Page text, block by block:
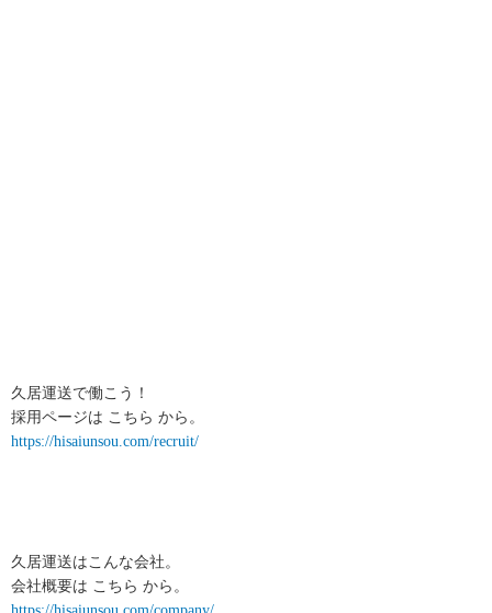
久居運送で働こう！
採用ページは こちら から。
https://hisaiunsou.com/recruit/
久居運送はこんな会社。
会社概要は こちら から。